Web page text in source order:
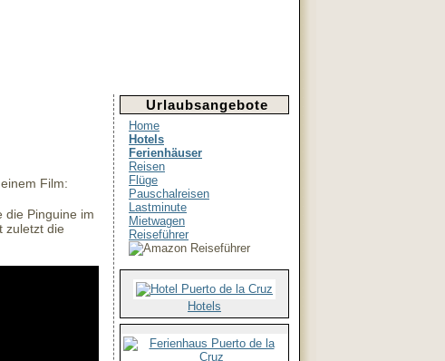
Urlaubsangebote
Home
Hotels
Ferienhäuser
Reisen
Flüge
Pauschalreisen
Lastminute
Mietwagen
Reiseführer
Hotels
Film:
die Pinguine im
zuletzt die